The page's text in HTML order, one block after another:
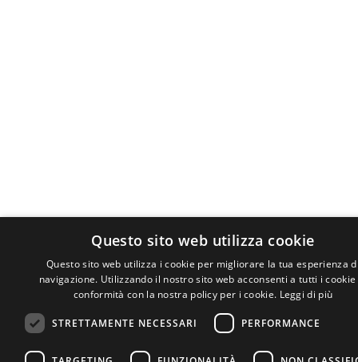
Questo sito web utilizza cookie
Questo sito web utilizza i cookie per migliorare la tua esperienza
navigazione. Utilizzando il nostro sito web acconsenti a tutti i cookie
conformità con la nostra policy per i cookie. Leggi di più
STRETTAMENTE NECESSARI PERFORMANCE